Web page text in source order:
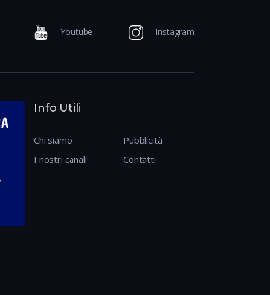
Youtube Instagram
Info Utili
Chi siamo
I nostri canali
Pubblicità
Contatti